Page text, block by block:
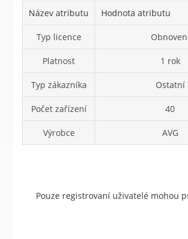
Název atributu Hodnota atributu
Typ licence
Platnost 1 rok
Typ zákazníka Ostatní
Počet zařízení 40
Výrobce AVG
Pouze registrovaní uživatelé mohou